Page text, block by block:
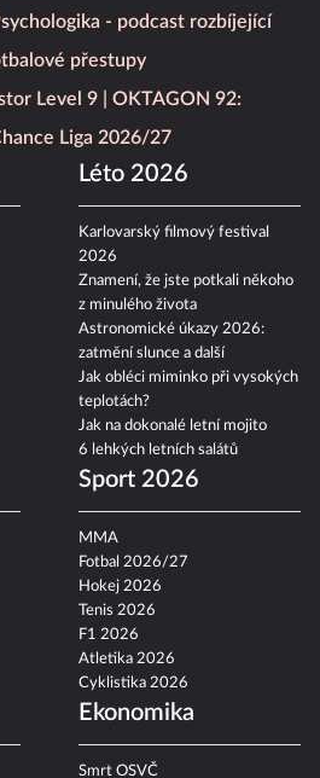
- podcast rozbíjející
přestupy
Level 9
OKTAGON 92:
Liga 2026/27
Léto 2026
Karlovarský filmový festival
2026
Znamení, že jste potkali někoho
z minulého života
Astronomické úkazy 2026:
zatmění slunce a další
Jak obléci miminko při vysokých
teplotách?
Jak na dokonalé letní mojito
6 lehkých letních salátů
Sport 2026
MMA
Fotbal 2026/27
Hokej 2026
Tenis 2026
F1 2026
Atletika 2026
Cyklistika 2026
Ekonomika
Smrt OSVČ